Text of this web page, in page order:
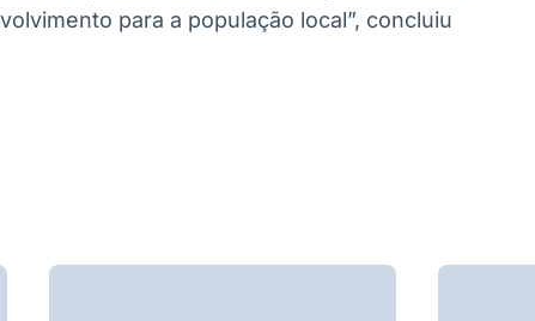
para a população local”, concluiu